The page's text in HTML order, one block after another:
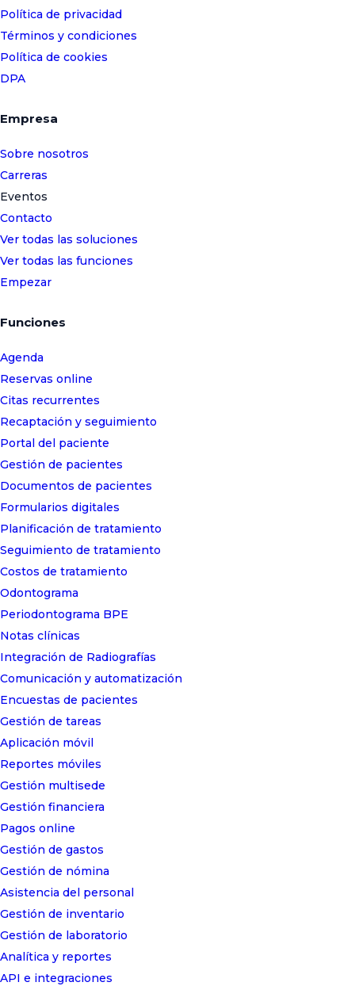
Política de privacidad
Términos y condiciones
Política de cookies
DPA
Empresa
Sobre nosotros
Carreras
Eventos
Contacto
Ver todas las soluciones
Ver todas las funciones
Empezar
Funciones
Agenda
Reservas online
Citas recurrentes
Recaptación y seguimiento
Portal del paciente
Gestión de pacientes
Documentos de pacientes
Formularios digitales
Planificación de tratamiento
Seguimiento de tratamiento
Costos de tratamiento
Odontograma
Periodontograma BPE
Notas clínicas
Integración de Radiografías
Comunicación y automatización
Encuestas de pacientes
Gestión de tareas
Aplicación móvil
Reportes móviles
Gestión multisede
Gestión financiera
Pagos online
Gestión de gastos
Gestión de nómina
Asistencia del personal
Gestión de inventario
Gestión de laboratorio
Analítica y reportes
API e integraciones